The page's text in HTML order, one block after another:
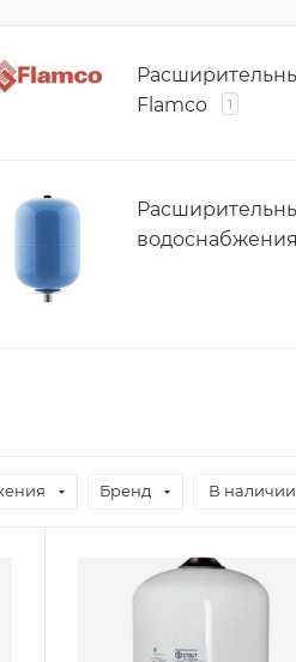
Flamco
1
водоснабжения
Бренд В наличии
Объем бака, литров